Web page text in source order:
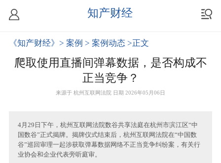
知产财经
《知产财经》 > 案例 > 案例动态 >正文
爬取使用直播间弹幕数据，是否构成不
正当竞争？
来源于 杭州互联网法院 日期 2026年05月06日
4月29日下午，杭州互联网法院数谷共享法庭在杭州市滨江区“中
国数谷”正式揭牌。揭牌仪式结束后，杭州互联网法院在“中国数
谷”巡回审理一起涉获取弹幕数据网络不正当竞争纠纷案，有关行
业协会和企业代表旁听庭审。